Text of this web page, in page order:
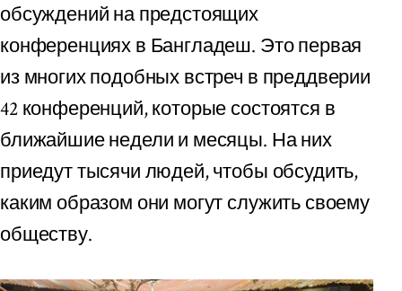
обсуждений на предстоящих
конференциях в Бангладеш. Это первая
из многих подобных встреч в преддверии
42 конференций, которые состоятся в
ближайшие недели и месяцы. На них
приедут тысячи людей, чтобы обсудить,
каким образом они могут служить своему
обществу.